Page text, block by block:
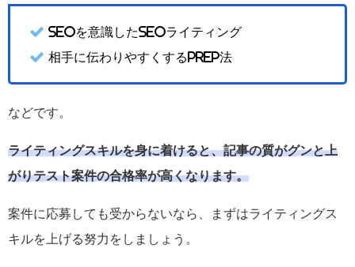
SEOを意識したSEOライティング
相手に伝わりやすくするPREP法
などです。
ライティングスキルを身に着けると、記事の質がグンと上
がりテスト案件の合格率が高くなります。
案件に応募しても受からないなら、まずはライティングス
キルを上げる努力をしましょう。